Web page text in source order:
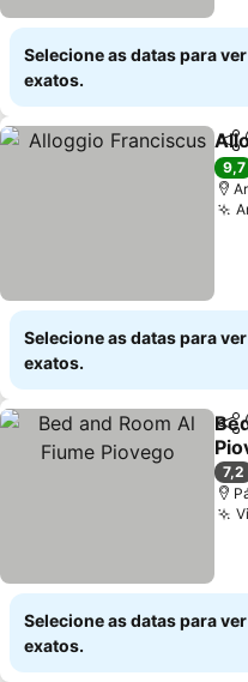
Selecione as datas para
exatos.
9,7
Selecione as datas para
exatos.
7,2
Selecione as datas para
exatos.